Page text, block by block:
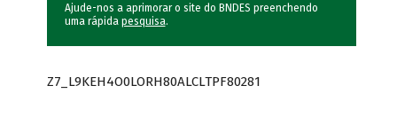
Ajude-nos a aprimorar o site do BNDES preenchendo
uma rápida pesquisa.
Z7_L9KEH4O0LORH80ALCLTPF80281